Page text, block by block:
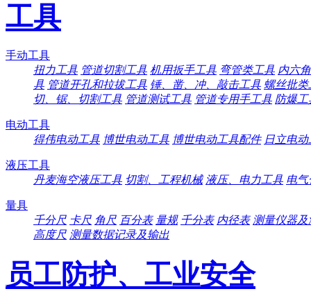
工具
手动工具
扭力工具 管道切割工具 机用扳手工具 弯管类工具 内六
具 管道开孔和拉拔工具 锤、凿、冲、敲击工具 螺丝批类
切、锯、切割工具 管道测试工具 管道专用手工具 防爆工
电动工具
得伟电动工具 博世电动工具 博世电动工具配件 日立电动
液压工具
丹麦海空液压工具 切割、工程机械 液压、电力工具 电气
量具
千分尺 卡尺 角尺 百分表 量规 千分表 内径表 测量仪器及
高度尺 测量数据记录及输出
员工防护、工业安全